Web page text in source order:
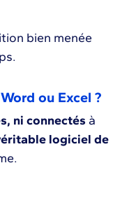
bien menée
ou Excel ?
ni connectés à
logiciel de